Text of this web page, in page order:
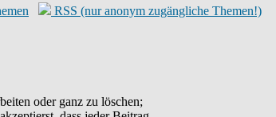
RSS (nur anonym zugängliche Themen!)
oder ganz zu löschen;